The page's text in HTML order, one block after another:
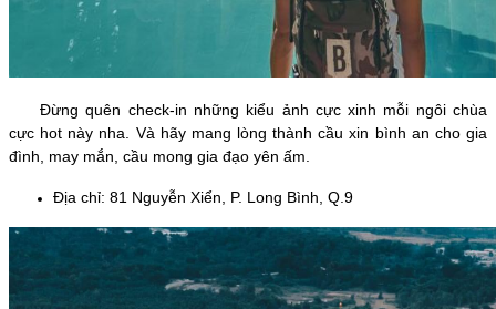
Đừng quên check-in những kiểu ảnh cực xinh mỗi ngôi chùa
cực hot này nha. Và hãy mang lòng thành cầu xin bình an cho gia
đình, may mắn, cầu mong gia đạo yên ấm.
Địa chỉ: 81 Nguyễn Xiển, P. Long Bình, Q.9